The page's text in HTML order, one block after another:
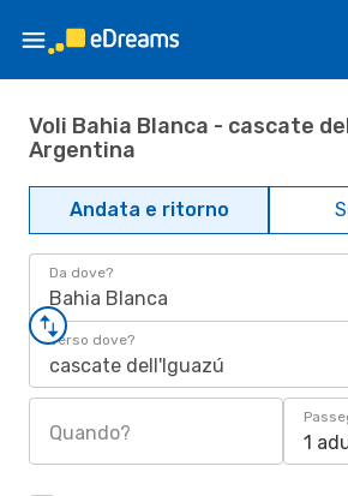
Voli Bahia Blanca - cascate
Argentina
Andata e ritorno
Da dove?
Bahia Blanca
Verso dove?
cascate dell'Iguazú
Quando? 1